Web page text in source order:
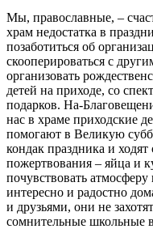
Мы, православные, –
храм недостатка в
позаботиться об
скооперироваться с
организовать
детей на приходе, со
подарков. На-
нас в храме приходские
помогают в Великую
кондак праздника и
пожертвования – яйца и
почувствовать
интересно и радостно
и друзьями, они не
сомнительные школьные